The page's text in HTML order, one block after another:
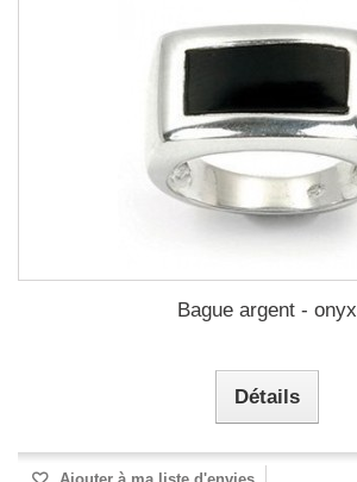
Bague argent - onyx
Détails